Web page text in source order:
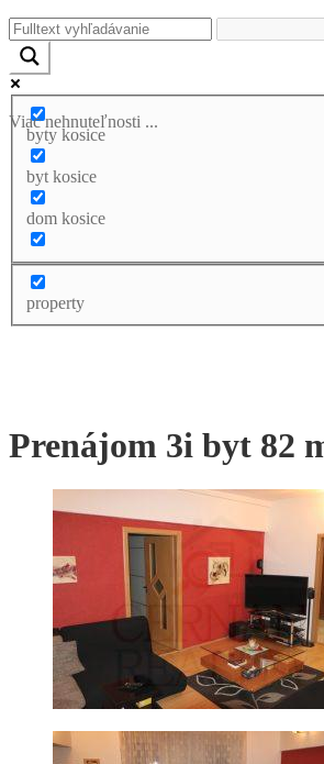
Viac nehnuteľnosti ...
byty kosice
byt kosice
dom kosice
property
Prenájom 3i byt 82